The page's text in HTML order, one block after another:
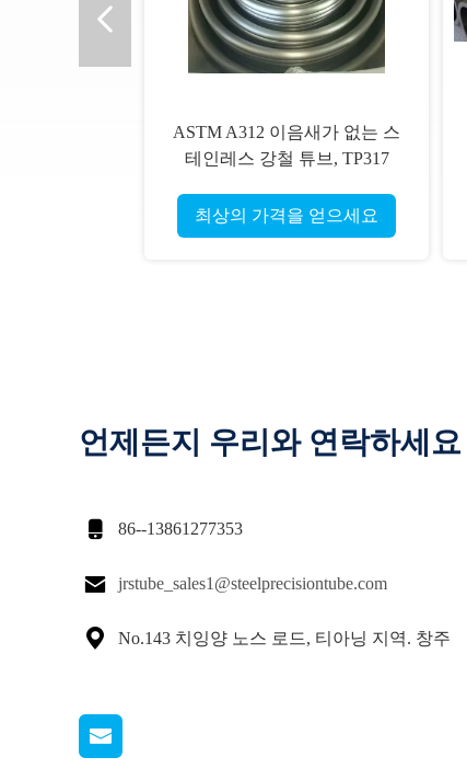
ASTM A312 이음새가 없는 스
테인레스 강철 튜브, TP317
배관
최상의 가격을 얻으세요
언제든지 우리와 연락하세요
 86--13861277353
 jrstube_sales1@steelprecisiontube.com
 No.143 치잉양 노스 로드, 티아닝 지역. 창주